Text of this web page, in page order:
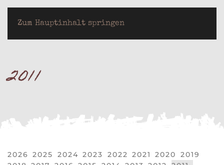
Zum Hauptinhalt springen
2011
2026 2025 2024 2023 2022 2021 2020
2019